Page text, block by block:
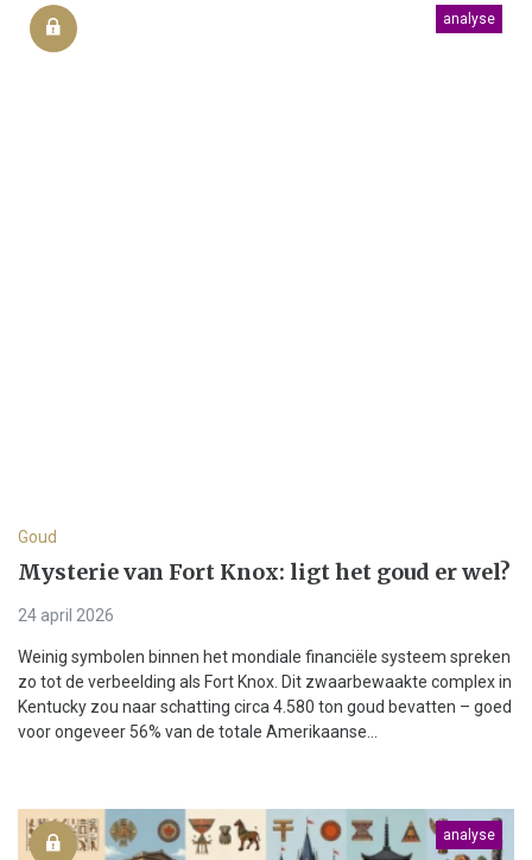
analyse
Goud
Mysterie van Fort Knox: ligt het goud er wel?
24 april 2026
Weinig symbolen binnen het mondiale financiële systeem spreken
zo tot de verbeelding als Fort Knox. Dit zwaarbewaakte complex in
Kentucky zou naar schatting circa 4.580 ton goud bevatten – goed
voor ongeveer 56% van de totale Amerikaanse...
analyse